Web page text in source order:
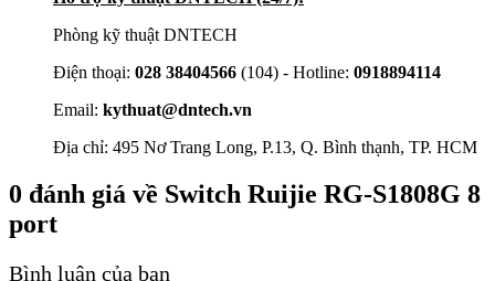
Phòng kỹ thuật DNTECH
Điện thoại: 028 38404566 (104) - Hotline: 0918894114
Email: kythuat@dntech.vn
Địa chỉ: 495 Nơ Trang Long, P.13, Q. Bình thạnh, TP. HCM
0 đánh giá về Switch Ruijie RG-S1808G 8
port
Bình luận của bạn